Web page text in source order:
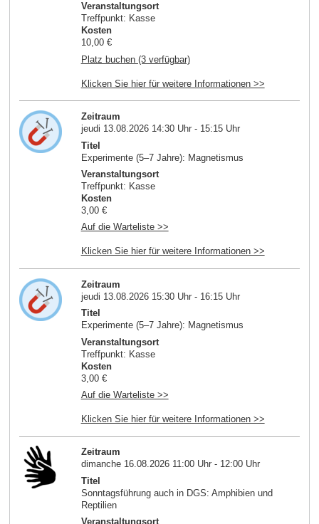
Veranstaltungsort
Treffpunkt: Kasse
Kosten
10,00 €
Platz buchen (3 verfügbar)
Klicken Sie hier für weitere Informationen >>
Zeitraum
jeudi 13.08.2026 14:30 Uhr - 15:15 Uhr
Titel
Experimente (5–7 Jahre): Magnetismus
Veranstaltungsort
Treffpunkt: Kasse
Kosten
3,00 €
Auf die Warteliste >>
Klicken Sie hier für weitere Informationen >>
Zeitraum
jeudi 13.08.2026 15:30 Uhr - 16:15 Uhr
Titel
Experimente (5–7 Jahre): Magnetismus
Veranstaltungsort
Treffpunkt: Kasse
Kosten
3,00 €
Auf die Warteliste >>
Klicken Sie hier für weitere Informationen >>
Zeitraum
dimanche 16.08.2026 11:00 Uhr - 12:00 Uhr
Titel
Sonntagsführung auch in DGS: Amphibien und
Reptilien
Veranstaltungsort